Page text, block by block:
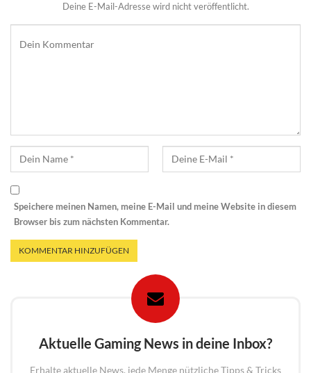
Deine E-Mail-Adresse wird nicht veröffentlicht.
Speichere meinen Namen, meine E-Mail und meine Website in diesem
Browser bis zum nächsten Kommentar.
Aktuelle Gaming News in deine Inbox?
Erhalte aktuelle News, jede Menge nützliche Tipps & Tricks